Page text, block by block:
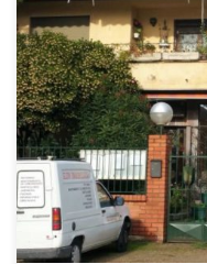
23/12/2020Les
permanecerá cerrada a
Año Nuevo, reabriendo el
seguiremos atendiéndoles,
correo electrónico
DIRECTIVA